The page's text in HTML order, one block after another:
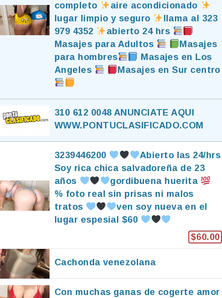
completo
aire acondicionado
lugar limpio y seguro
llama al 323
979 4352
abierto 24 hrs
Masajes para Adultos
Masajes
para hombres
Masajes en Los
Angeles
Masajes en Sur centro
310 612 0048 ANUNCIATE AQUI
WWW.PONTUCLASIFICADO.COM
3239446200
Abierto las 24/hrs
Soy rica chica salvadoreña de 23
años
gordibuena huerita
% foto real sin prisas ni malos
tratos
ven soy nueva en el
lugar espesial $60
$60.00
Cachonda venezolana
Con muchas ganas de cogerte amor